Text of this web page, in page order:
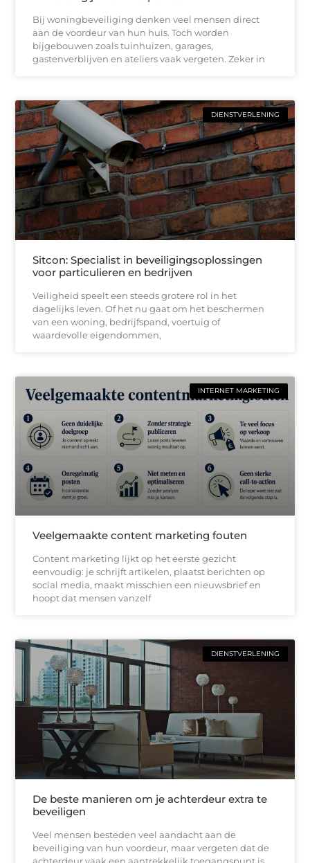
Bij woningbeveiliging denken veel mensen direct
aan de voordeur van hun huis. Toch worden
bijgebouwen zoals tuinhuizen, garages,
gastenverblijven en ateliers vaak vergeten. Zeker in
DIENSTVERLENING
Sitcon: Specialist in beveiligingsoplossingen
voor particulieren en bedrijven
Veiligheid speelt een steeds grotere rol in het
dagelijks leven. Of het nu gaat om het beschermen
van een woning, bedrijfspand, voertuig of
waardevolle eigendommen,
INTERNET MARKETING
Veelgemaakte content marketing fouten
Content marketing lijkt op het eerste gezicht
eenvoudig: je schrijft artikelen, plaatst berichten op
social media, maakt misschien een nieuwsbrief en
hoopt dat mensen vanzelf
DIENSTVERLENING
De beste manieren om je achterdeur extra te
beveiligen
Veel mensen besteden veel aandacht aan de
beveiliging van hun voordeur, maar vergeten dat de